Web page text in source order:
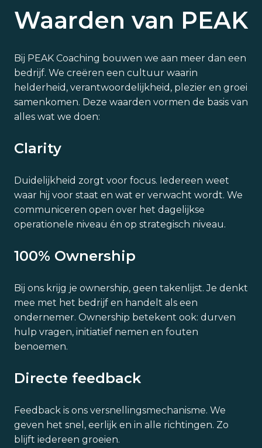
Waarden van PEAK
Bij PEAK Coaching bouwen we aan meer dan een
bedrijf. We creëren een cultuur waarin
helderheid, verantwoordelijkheid, plezier en groei
samenkomen. Deze waarden vormen de basis van
alles wat we doen:
Clarity
Duidelijkheid zorgt voor focus. Iedereen weet
waar hij voor staat en wat er verwacht wordt. We
communiceren open over het dagelijkse
operationele niveau én op strategisch niveau.
100% Ownership
Bij ons krijg je ownership, geen takenlijst. Je denkt
mee met het bedrijf en handelt als een
ondernemer. Ownership betekent ook: durven
hulp vragen, initiatief nemen en fouten
benoemen.
Directe feedback
Feedback is ons versnellingsmechanisme. We
geven het snel, eerlijk en in alle richtingen. Zo
blijft iedereen groeien.